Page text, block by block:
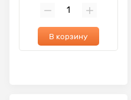
В корзину